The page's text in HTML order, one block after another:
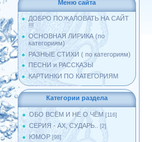
Меню сайта
ДОБРО ПОЖАЛОВАТЬ НА САЙТ
!!!
ОСНОВНАЯ ЛИРИКА (по
категориям)
РАЗНЫЕ СТИХИ ( по категориям)
ПЕСНИ и РАССКАЗЫ
КАРТИНКИ ПО КАТЕГОРИЯМ
Категории раздела
ОБО ВСЁМ И НЕ О ЧЁМ [116]
СЕРИЯ - АХ, СУДАРЬ.. [2]
ЮМОР [98]